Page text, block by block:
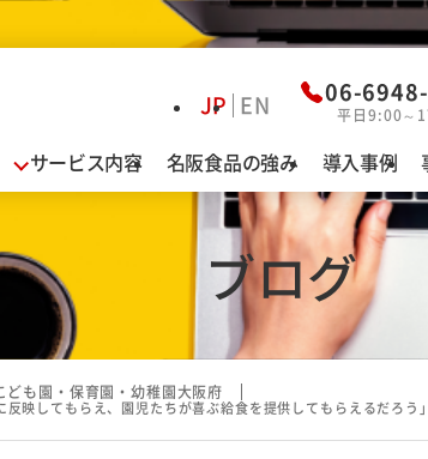
JP EN 06-
平日9:00～
サービス内容 名阪食品の強み 導入事例
ブログ
食
業態別お悩み解決
認定こども園・保育園・幼稚園
特別養護老人ホーム・介護老人保健施設
有料老人ホーム・サービス付高齢者向
病院
ども園・保育園・幼稚園大阪府
映してもらえ、園児たちが喜ぶ給食を提供してもらえるだろう